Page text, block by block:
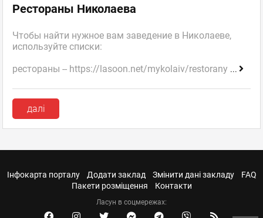
Рестораны Николаева
Чтобы найти нужное вам заведение в Николаеве,
используйте списки:
рестораны -- https://lasoon.net/mykolaiv/restorany ...
далі
Інфокарта порталу Додати заклад Змінити дані закладу
FAQ
Пакети розміщення
Контакти
Ласун в соцмережах: